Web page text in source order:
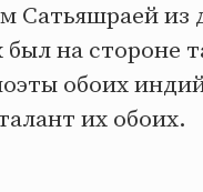
Сатьяшраей из
на стороне
обоих
их обоих.